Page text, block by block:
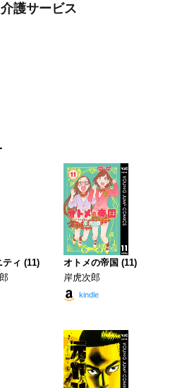
護サービス
ティ (11)
オトメの帝国 (11)
岸虎次郎
kindle